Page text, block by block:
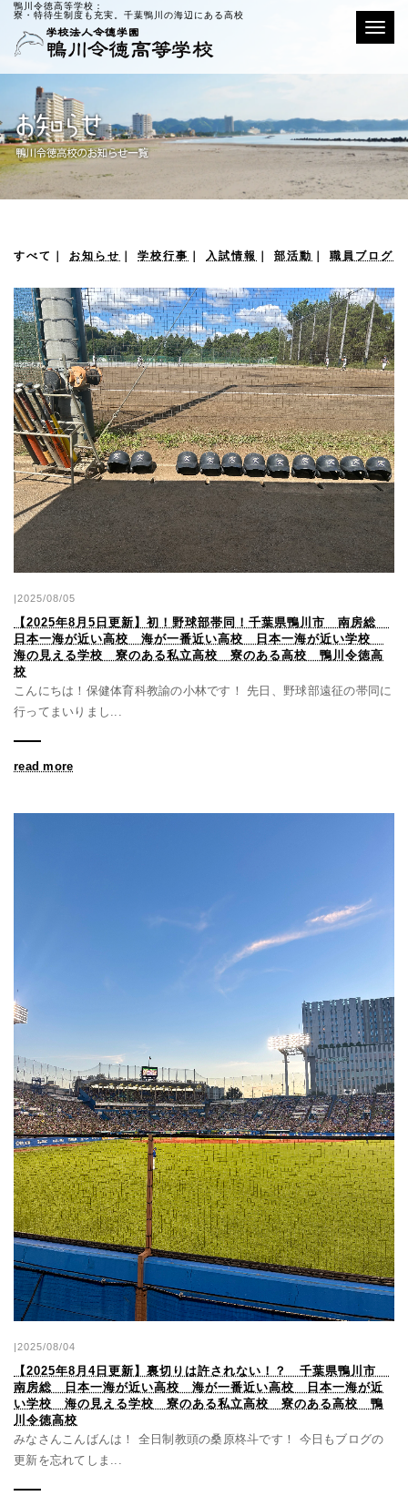
鴨川令徳高等学校：
寮・特待生制度も充実。千葉鴨川の海辺にある高校
すべて ｜ お知らせ ｜ 学校行事 ｜ 入試情報 ｜ 部活動 ｜ 職員ブログ
|2025/08/05
【2025年8月5日更新】初！野球部帯同！千葉県鴨川市 南房総
日本一海が近い高校 海が一番近い高校 日本一海が近い学校
海の見える学校 寮のある私立高校 寮のある高校 鴨川令徳高
校
こんにちは！保健体育科教諭の小林です！ 先日、野球部遠征の帯同に
行ってまいりまし...
read more
|2025/08/04
【2025年8月4日更新】裏切りは許されない！？ 千葉県鴨川市
南房総 日本一海が近い高校 海が一番近い高校 日本一海が近
い学校 海の見える学校 寮のある私立高校 寮のある高校 鴨
川令徳高校
みなさんこんばんは！ 全日制教頭の桑原柊斗です！ 今日もブログの
更新を忘れてしま...